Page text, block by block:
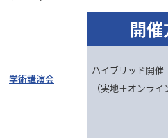
開
学術講演会
ハイブリッド開催
（実地＋オンライ